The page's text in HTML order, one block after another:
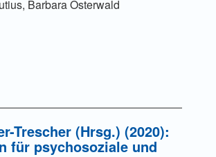
Barbara Osterwald
Trescher (Hrsg.) (2020):
für psychosoziale und